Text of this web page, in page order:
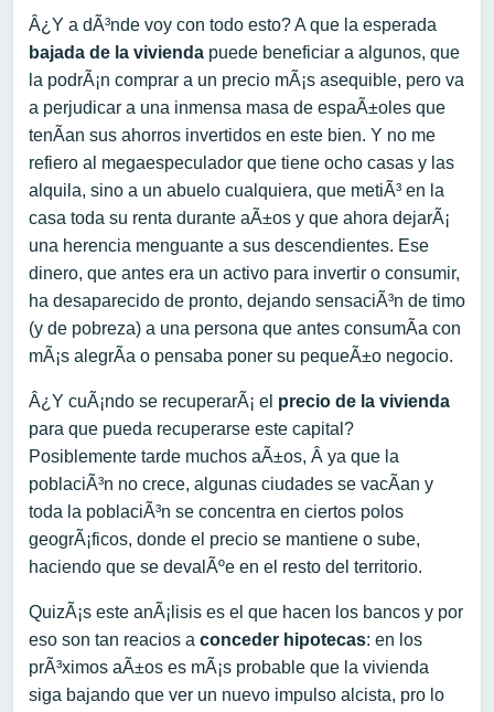
Â¿Y a dÃ³nde voy con todo esto? A que la esperada
bajada de la vivienda puede beneficiar a algunos, que
la podrÃ¡n comprar a un precio mÃ¡s asequible, pero va
a perjudicar a una inmensa masa de espaÃ±oles que
tenÃ­an sus ahorros invertidos en este bien. Y no me
refiero al megaespeculador que tiene ocho casas y las
alquila, sino a un abuelo cualquiera, que metiÃ³ en la
casa toda su renta durante aÃ±os y que ahora dejarÃ¡
una herencia menguante a sus descendientes. Ese
dinero, que antes era un activo para invertir o consumir,
ha desaparecido de pronto, dejando sensaciÃ³n de timo
(y de pobreza) a una persona que antes consumÃ­a con
mÃ¡s alegrÃ­a o pensaba poner su pequeÃ±o negocio.
Â¿Y cuÃ¡ndo se recuperarÃ¡ el precio de la vivienda
para que pueda recuperarse este capital?
Posiblemente tarde muchos aÃ±os, Â ya que la
poblaciÃ³n no crece, algunas ciudades se vacÃ­an y
toda la poblaciÃ³n se concentra en ciertos polos
geogrÃ¡ficos, donde el precio se mantiene o sube,
haciendo que se devalÃºe en el resto del territorio.
QuizÃ¡s este anÃ¡lisis es el que hacen los bancos y por
eso son tan reacios a conceder hipotecas: en los
prÃ³ximos aÃ±os es mÃ¡s probable que la vivienda
siga bajando que ver un nuevo impulso alcista, pro lo